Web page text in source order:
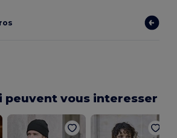
peuvent vous interesser